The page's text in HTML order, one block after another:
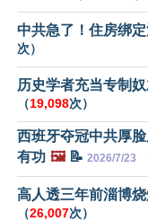
中共急了！住房绑
次）
历史学者充当专制
（19,098次）
西班牙夺冠中共厚
有功 🖼️📝 2026/7/23
高人透三年前淄博
（26,007次）